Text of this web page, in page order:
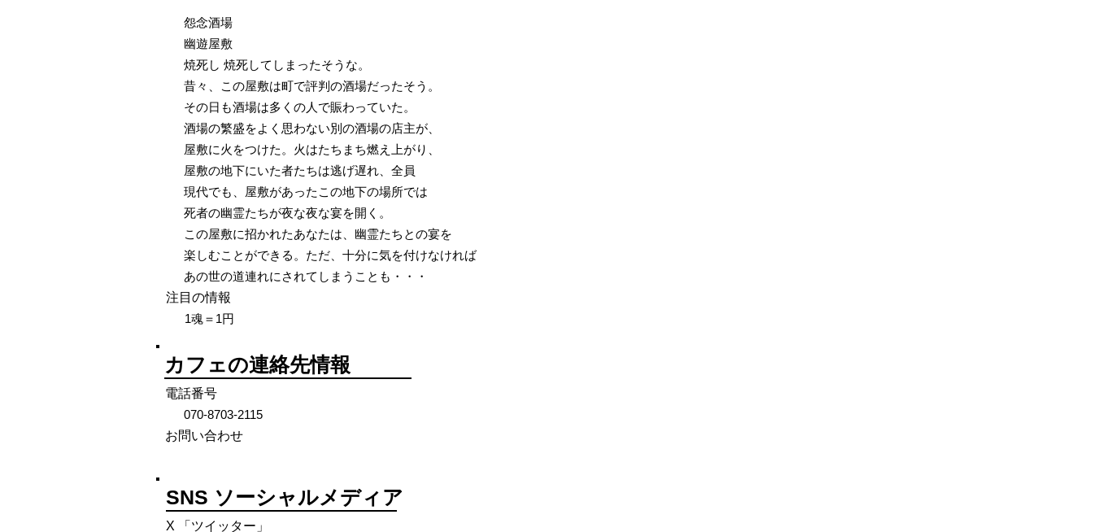
怨念酒場
幽遊屋敷
焼死し 焼死してしまったそうな。
昔々、この屋敷は町で評判の酒場だったそう。
その日も酒場は多くの人で賑わっていた。
酒場の繁盛をよく思わない別の酒場の店主が、
屋敷に火をつけた。火はたちまち燃え上がり、
屋敷の地下にいた者たちは逃げ遅れ、全員
現代でも、屋敷があったこの地下の場所では
死者の幽霊たちが夜な夜な宴を開く。
この屋敷に招かれたあなたは、幽霊たちとの宴を
楽しむことができる。ただ、十分に気を付けなければ
あの世の道連れにされてしまうことも・・・
注目の情報
1魂＝1円
カフェの連絡先情報
電話番号
070-8703-2115
お問い合わせ
SNS ソーシャルメディア
X 「ツイッター」